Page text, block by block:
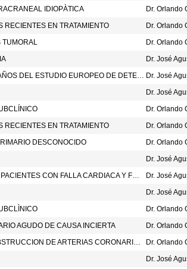
IDIOPÀTICA
RECIENTES EN TRATAMIENTO
TUMORAL
Dr. José
SEGUIMIENTO A 23 AÑOS DEL ESTUDIO EUROPEO DE DETECCIÓN DEL CÁNCER DE LA PRÓSTATA . N ENG J MED 2025;393:1669-80. Dr. José
Dr. José
RECIENTES EN TRATAMIENTO
DESCONOCIDO
Dr. José
DIGITOXINA EN LOS PACIENTES CON FALLA CARDIACA Y FRACCIÓN DE EYECCIÓN REDUCIDA. N ENG J MED 2025;393:1155-65.
Dr. José
Dr. José
AGUDO DE CAUSA INCIERTA
MINOCA (IAM SIN OBSTRUCCION DE ARTERIAS CORONARIAS)
Dr. José